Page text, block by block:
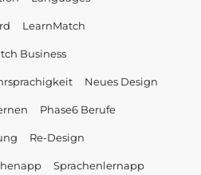
LearnMatch
Business
Neues Design
Phase6 Berufe
Re-Design
Sprachenlernapp